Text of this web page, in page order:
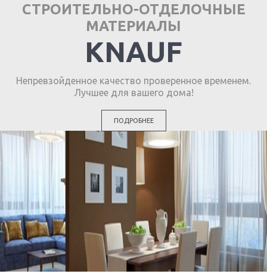
СТРОИТЕЛЬНО-ОТДЕЛОЧНЫЕ
МАТЕРИАЛЫ
KNAUF
Непревзойденное качество проверенное временем.
Лучшее для вашего дома!
ПОДРОБНЕЕ